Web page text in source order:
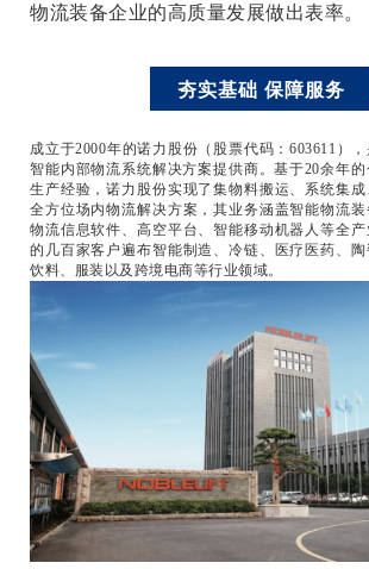
物流装备企业的高质量发展做出表率。
夯实基础 保障服务
成立于2000年的诺力股份（股票代码：603611）
智能内部物流系统解决方案提供商。基于20余年
生产经验，诺力股份实现了集物料搬运、系统集
全方位场内物流解决方案，其业务涵盖智能物流
物流信息软件、高空平台、智能移动机器人等全
的几百家客户遍布智能制造、冷链、医疗医药、
饮料、服装以及跨境电商等行业领域。